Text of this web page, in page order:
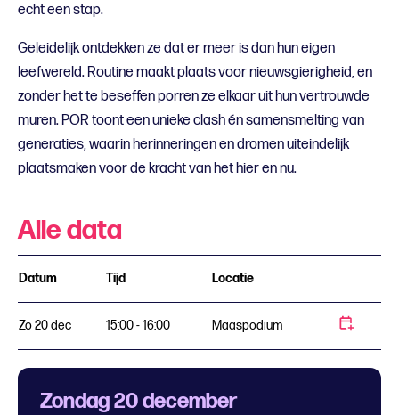
echt een stap.
Geleidelijk ontdekken ze dat er meer is dan hun eigen
leefwereld. Routine maakt plaats voor nieuwsgierigheid, en
zonder het te beseffen porren ze elkaar uit hun vertrouwde
muren. POR toont een unieke clash én samensmelting van
generaties, waarin herinneringen en dromen uiteindelijk
plaatsmaken voor de kracht van het hier en nu.
Alle data
Datum Tijd Locatie
Zo 20 dec 15:00 - 16:00 Maaspodium
Zondag 20 december